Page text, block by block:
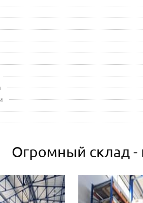
Огромный склад -